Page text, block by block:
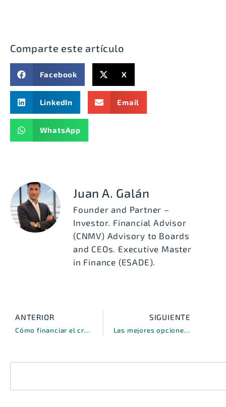
Comparte este artículo
Facebook X
LinkedIn Email
WhatsApp
Juan A. Galán
Founder and Partner –
Investor. Financial Advisor
(CNMV) Advisory to Boards
and CEOs. Executive Master
in Finance (ESADE).
ANTERIOR
Cómo financiar el crecimiento sostenible de tu empresa en 4 pasos
SIGUIENTE
Las mejores opciones de financiación para franquicias